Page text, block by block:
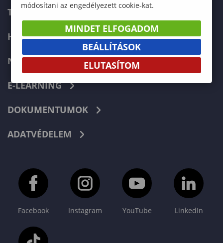
TELEFONKÖNYV
HIBABEJELENTÉS
NEPTUN
E-LEARNING
DOKUMENTUMOK
ADATVÉDELEM
Facebook Instagram YouTube LinkedIn
módosítani az engedélyezett cookie-kat.
MINDET ELFOGADOM
BEÁLLÍTÁSOK
ELUTASÍTOM